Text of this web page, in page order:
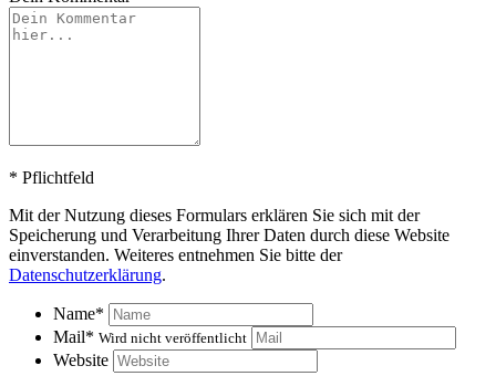
* Pflichtfeld
Mit der Nutzung dieses Formulars erklären Sie sich mit der
Speicherung und Verarbeitung Ihrer Daten durch diese Website
einverstanden. Weiteres entnehmen Sie bitte der
Datenschutzerklärung.
Name*
Mail* Wird nicht veröffentlicht
Website